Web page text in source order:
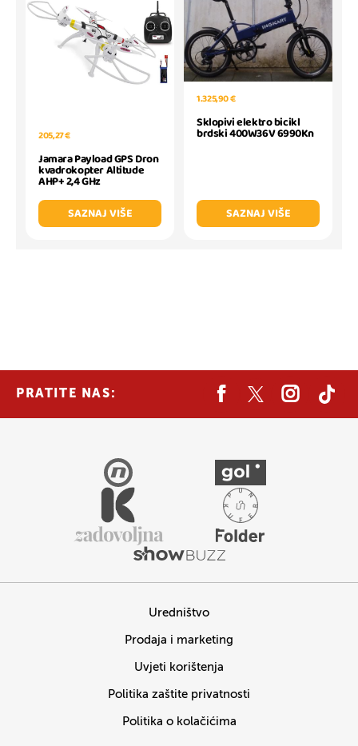
205,27 €
Jamara Payload GPS Dron
kvadrokopter Altitude
AHP+ 2,4 GHz
SAZNAJ VIŠE
1.325,90 €
Sklopivi elektro bicikl
brdski 400W36V 6990Kn
SAZNAJ VIŠE
PRATITE NAS:
Uredništvo
Prodaja i marketing
Uvjeti korištenja
Politika zaštite privatnosti
Politika o kolačićima